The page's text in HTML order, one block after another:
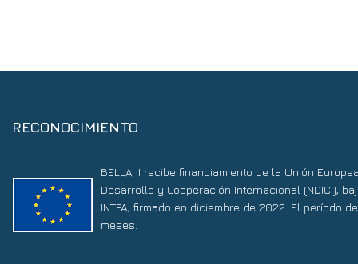
RECONOCIMIENTO
BELLA II recibe financiamiento de la Unión
Desarrollo y Cooperación Internacional (NDICI),
INTPA, firmado en diciembre de 2022. El período
meses.